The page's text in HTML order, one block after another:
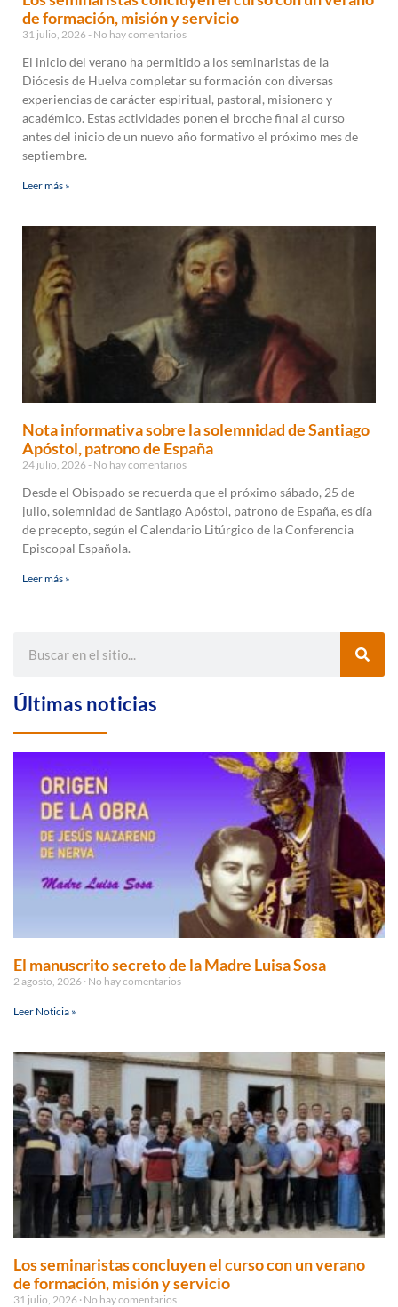
de formación, misión y servicio
31 julio, 2026 No hay comentarios
El inicio del verano ha permitido a los seminaristas de la
Diócesis de Huelva completar su formación con diversas
experiencias de carácter espiritual, pastoral, misionero y
académico. Estas actividades ponen el broche final al curso
antes del inicio de un nuevo año formativo el próximo mes de
septiembre.
Leer más »
Nota informativa sobre la solemnidad de Santiago
Apóstol, patrono de España
24 julio, 2026 No hay comentarios
Desde el Obispado se recuerda que el próximo sábado, 25 de
julio, solemnidad de Santiago Apóstol, patrono de España, es día
de precepto, según el Calendario Litúrgico de la Conferencia
Episcopal Española.
Leer más »
Últimas noticias
El manuscrito secreto de la Madre Luisa Sosa
2 agosto, 2026 No hay comentarios
Leer Noticia »
Los seminaristas concluyen el curso con un verano
de formación, misión y servicio
31 julio, 2026 No hay comentarios